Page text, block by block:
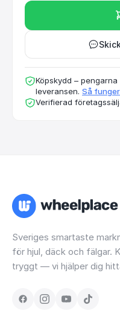
Köpskydd –
leveransen. Så
Verifierad
Sveriges smartaste
för hjul, däck och fälgar.
tryggt — vi hjälper dig